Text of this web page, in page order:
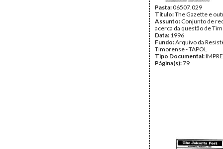
Pasta:06507.029
Título:The Gazette e
Assunto: Conjunto de
acerca da questão de
Data: 1996
Fundo:Arquivo da
Timorense - TAPOL
Tipo Documental:
Página(s):79